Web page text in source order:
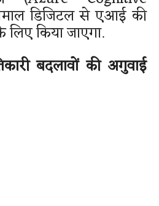
डिजिटल से एआई की
किया जाएगा.
बदलावों की अगुवाई